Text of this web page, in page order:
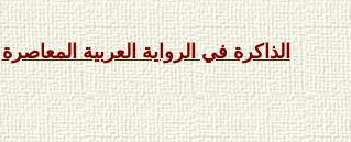
الذاكرة في الرواية العربية المعاصرة